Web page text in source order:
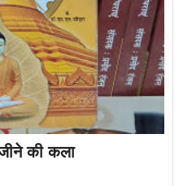
की कला